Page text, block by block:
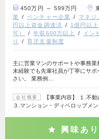
450万円 ～ 599万円
業
ベンチャー企業 マネジ
円以上資金調達済
1億円以
可）
年収600万以上 イン
り
育児支援制度
主に営業マンのサポートや事務業
未経験でも先輩社員が丁寧にサ
さい。 業務例…
会社概要
【事業内容】 １.不
３.マンション・ディベロップメ
興味あり